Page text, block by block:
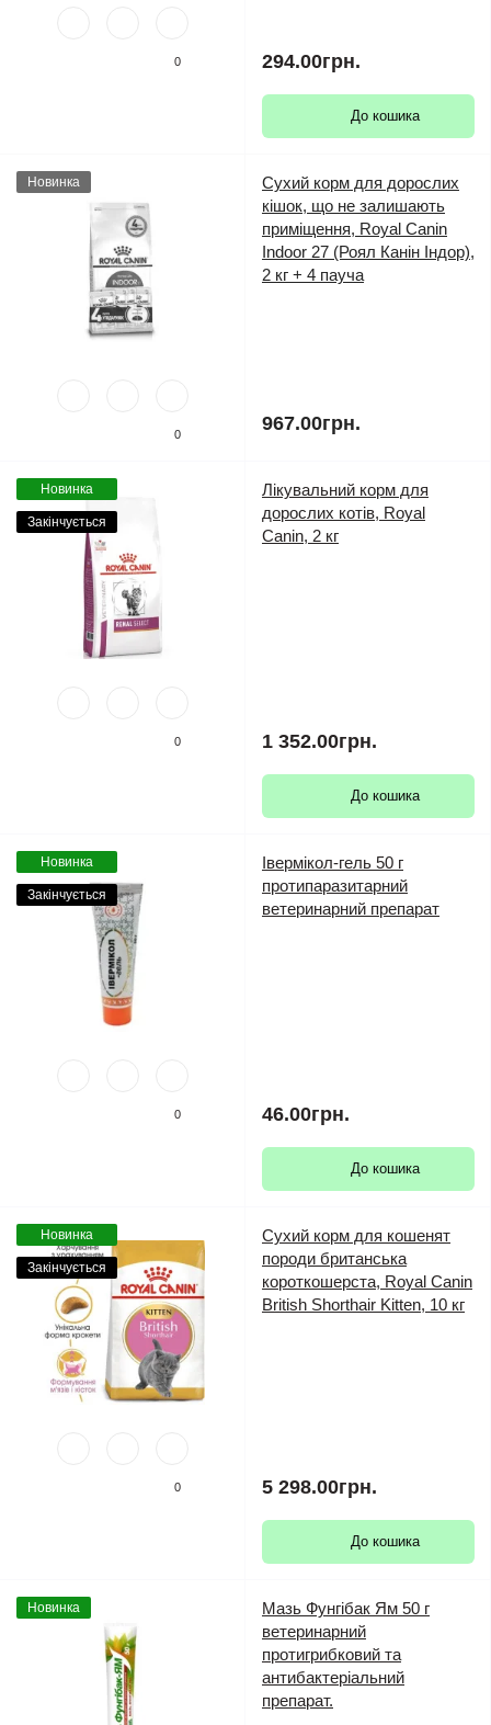
0 294.00грн.
До кошика
Новинка
0
Сухий корм для дорослих
кішок, що не залишають
приміщення, Royal Canin
Indoor 27 (Роял Канін Індор),
2 кг + 4 пауча
967.00грн.
Новинка
Закінчується
0
Лікувальний корм для
дорослих котів, Royal
Canin, 2 кг
1 352.00грн.
До кошика
Новинка
Закінчується
0
Івермікол-гель 50 г
протипаразитарний
ветеринарний препарат
46.00грн.
До кошика
Новинка
Закінчується
0
Сухий корм для кошенят
породи британська
короткошерста, Royal Canin
British Shorthair Kitten, 10 кг
5 298.00грн.
До кошика
Новинка
Мазь Фунгібак Ям 50 г
ветеринарний
протигрибковий та
антибактеріальний
препарат.